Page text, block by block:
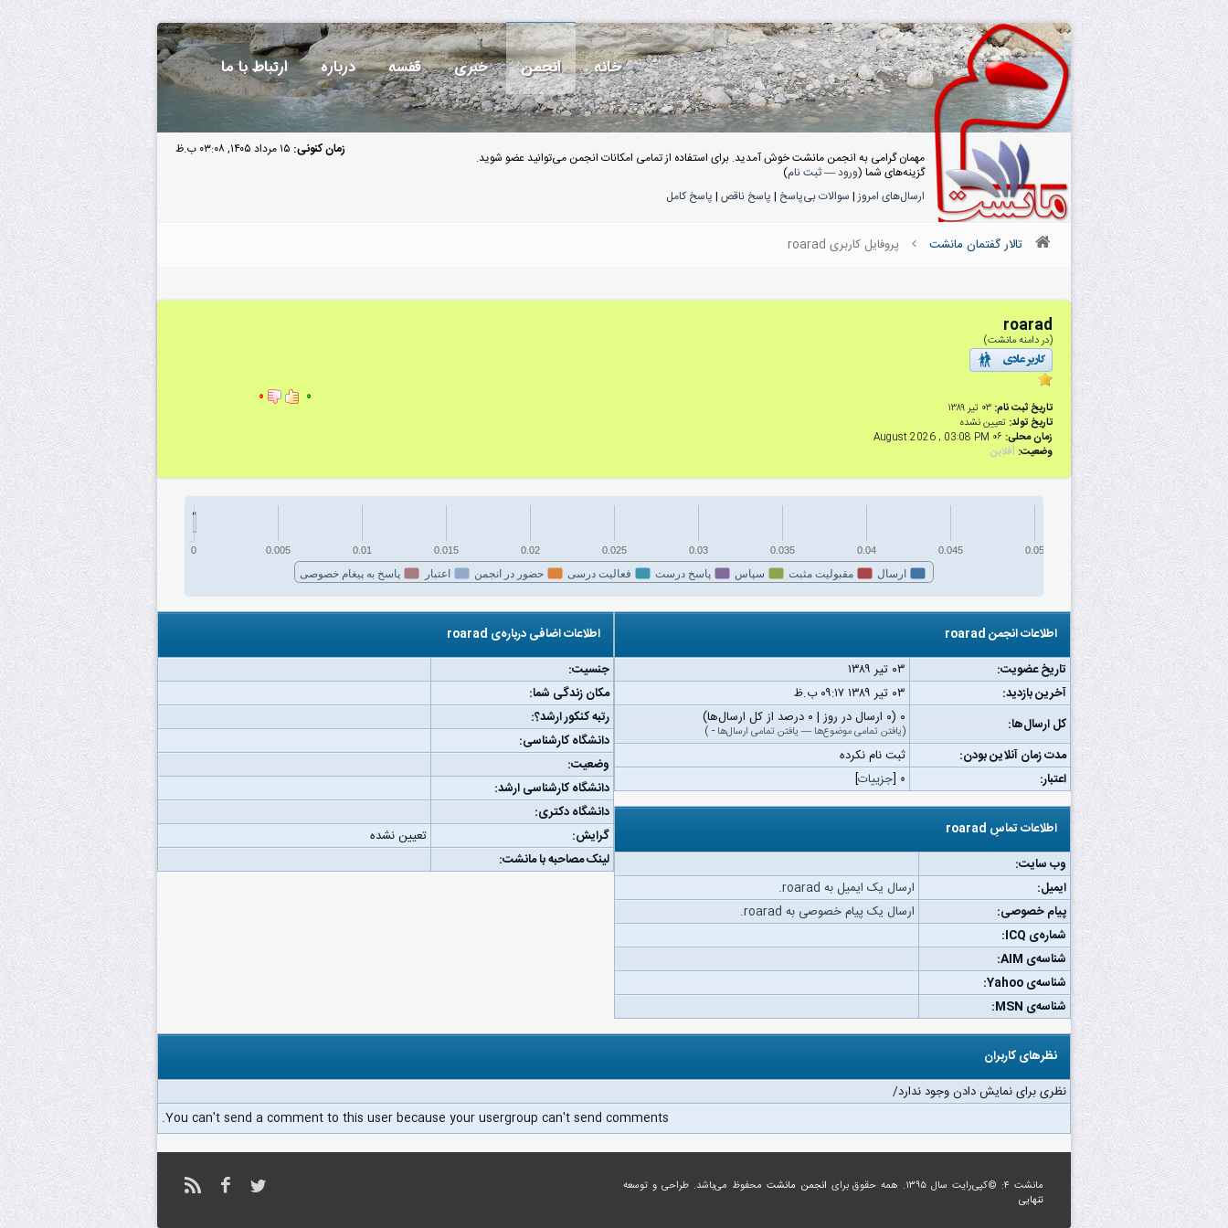
خانه انجمن خبری قفسه درباره ارتباط با ما
زمان کنونی: ۱۵ مرداد ۱۴۰۵, ۰۳:۰۸ ب.ظ
مهمان گرامی به انجمن مانشت خوش آمدید. برای استفاده از تمامی امکانات انجمن می‌توانید عضو شوید.
گزینه‌های شما (ورود—ثبت نام)
ارسال‌های امروز| سوالات بی‌پاسخ | پاسخ ناقص | پاسخ کامل
تالار گفتمان مانشت پروفایل کاربری roarad
roarad
(در دامنه مانشت)
تاریخ ثبت نام: ۰۳ تیر ۱۳۸۹
تاریخ تولد: تعیین نشده
زمان محلی: ۰۶ August 2026 , 03:08 PM
وضعیت: آفلاین
۰ ۰
ارسال مقبولیت مثبت سپاس پاسخ درست فعالیت درسی حضور در انجمن اعتبار پاسخ به پیغام خصوصی
0 0.005 0.01 0.015 0.02 0.025 0.03 0.035 0.04 0.045 0.05
اطلاعات انجمن roarad
تاریخ عضویت:
۰۳ تیر ۱۳۸۹
آخرین بازدید:
۰۳ تیر ۱۳۸۹ ۰۹:۱۷ ب.ظ
کل ارسال‌ها:
۰ (۰ ارسال در روز | ۰ درصد از کل ارسال‌ها)
(یافتن تمامی موضوع‌ها — یافتن تمامی ارسال‌ها -
)
مدت زمان آنلاین بودن:
ثبت نام نکرده
اعتبار:
۰ [جزییات]
اطلاعات تماسِ roarad
وب‌ سایت:
ایمیل:
ارسال یک ایمیل به roarad.
پیام خصوصی:
ارسال یک پیام خصوصی به roarad.
شماره‌ی ICQ:
شناسه‌ی AIM:
شناسه‌ی Yahoo:
شناسه‌ی MSN:
اطلاعات اضافی درباره‌ی roarad
جنسیت:
مکان زندگی شما:
رتبه کنکور ارشد؟:
دانشگاه کارشناسی:
وضعیت:
دانشگاه کارشناسی ارشد:
دانشگاه دکتری:
گرایش:
تعیین نشده
لینک مصاحبه با مانشت:
نظرهای کاربران
نظری برای نمایش دادن وجود ندارد/
You can't send a comment to this user because your usergroup can't send comments.
مانشت ۴: ©کپی‌رایت سال ۱۳۹۵. همه حقوق برای انجمن مانشت محفوظ می‌باشد. طراحی و توسعه
تنهایی